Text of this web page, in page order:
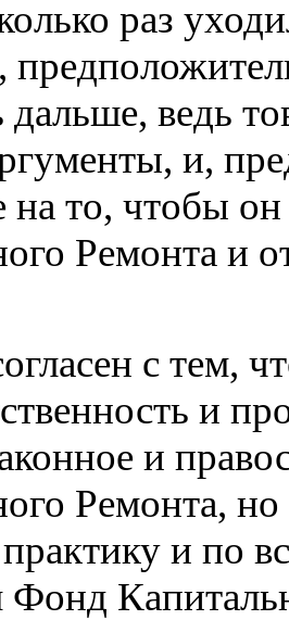
раз
дальше, ведь
и,
на то, чтобы
Ремонта и
с тем,
и
и
Ремонта, но
и по
Фонд